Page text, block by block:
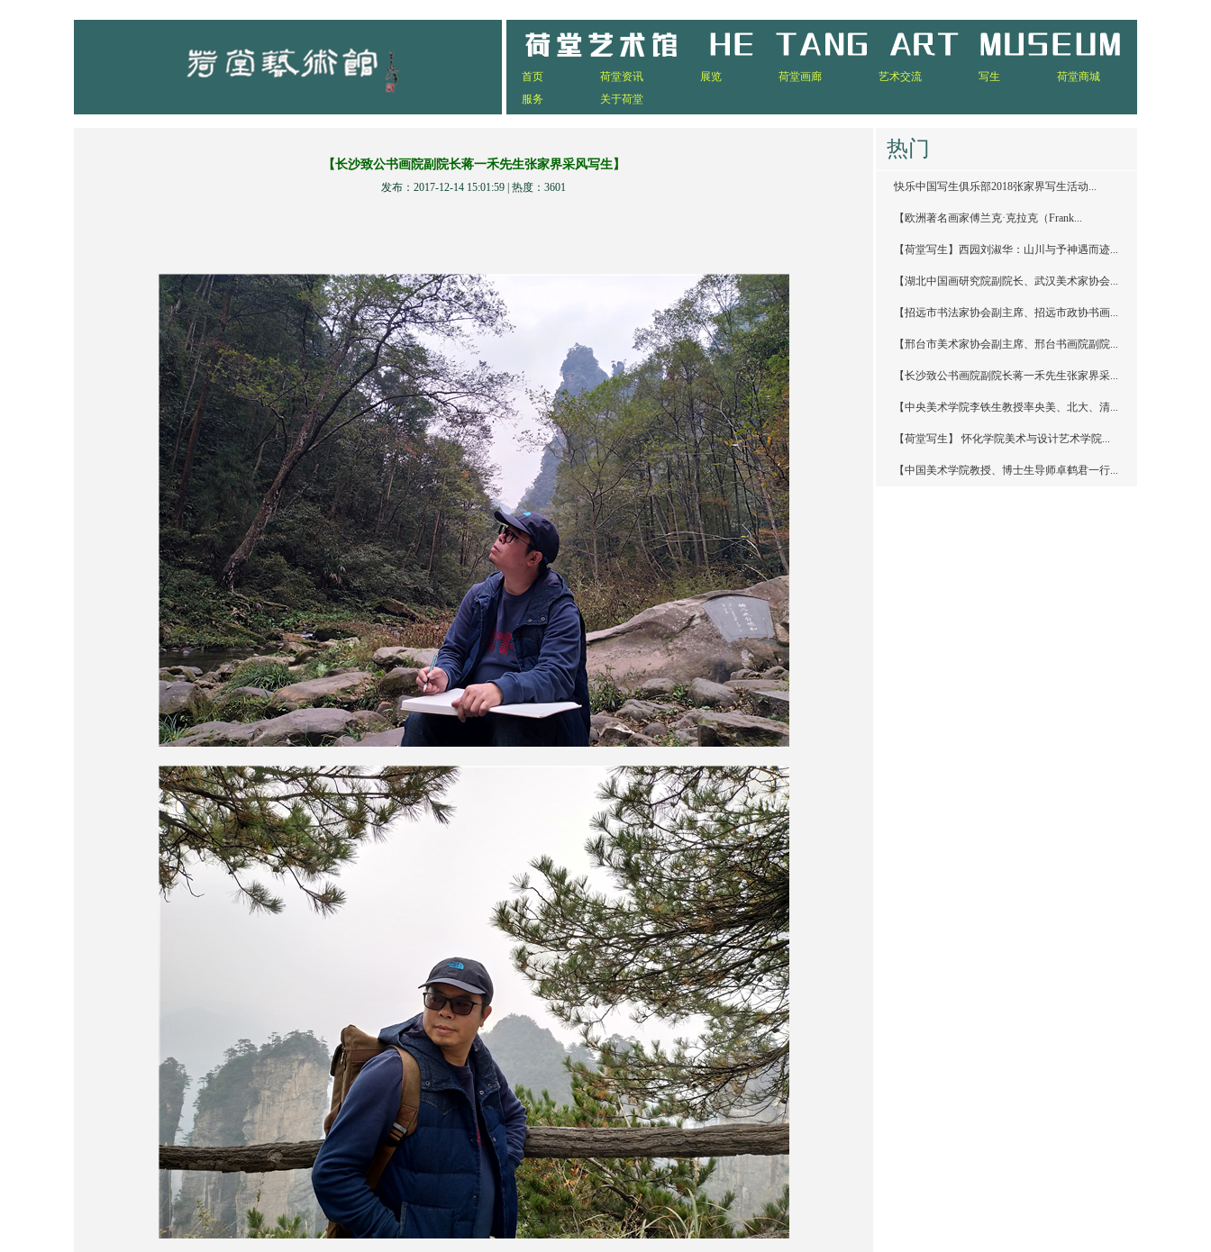
首页 荷堂资讯 展览 荷堂画廊 艺术交流 写生
荷堂商城
服务
关于荷堂
【长沙致公书画院副院长蒋一禾先生张家界采风写生】
发布：2017-12-14 15:01:59 | 热度：3601
热门
快乐中国写生俱乐部2018张家界写生活动...
【欧洲著名画家傅兰克·克拉克（Frank...
【荷堂写生】西园刘淑华：山川与予神遇而迹...
【湖北中国画研究院副院长、武汉美术家协会...
【招远市书法家协会副主席、招远市政协书画...
【邢台市美术家协会副主席、邢台书画院副院...
【长沙致公书画院副院长蒋一禾先生张家界采...
【中央美术学院李铁生教授率央美、北大、清...
【荷堂写生】 怀化学院美术与设计艺术学院...
【中国美术学院教授、博士生导师卓鹤君一行...